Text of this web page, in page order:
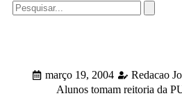
março 19, 2004 Redacao
Alunos tomam reitoria da